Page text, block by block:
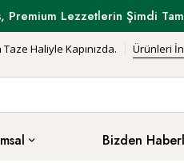
Lezzetlerin Şimdi Tam
Haliyle Kapınızda. Ürünleri
Bizden